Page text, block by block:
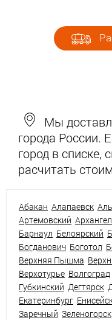
Мы
города России.
город в списке,
расчитать
Абакан Алапаевск
Артемовский
Барнаул Белоярский
Богданович Боготол
Верхняя Пышма
Верхотурье Волгоград
Губкинский Дегтярск
Екатеринбург
Заречный Зеленогорск